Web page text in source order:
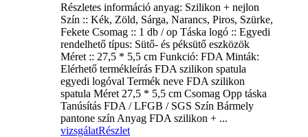
Részletes információ anyag: Szilikon + nejlon
Szín :: Kék, Zöld, Sárga, Narancs, Piros, Szürke,
Fekete Csomag :: 1 db / op Táska logó :: Egyedi
rendelhető típus: Sütő- és péksütő eszközök
Méret :: 27,5 * 5,5 cm Funkció: FDA Minták:
Elérhető termékleírás FDA szilikon spatula
egyedi logóval Termék neve FDA szilikon
spatula Méret 27,5 * 5,5 cm Csomag Opp táska
Tanúsítás FDA / LFGB / SGS Szín Bármely
pantone szín Anyag FDA szilikon + ...
vizsgálatRészlet